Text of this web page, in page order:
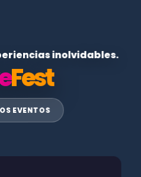
inolvidables.
Fest
EVENTOS